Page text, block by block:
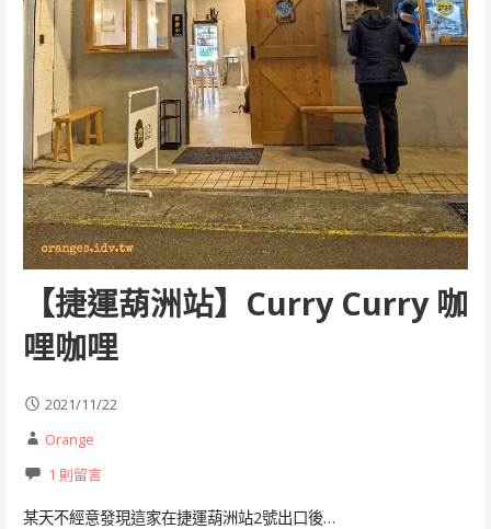
【捷運葫洲站】Curry Curry 咖
哩咖哩
2021/11/22
Orange
1 則留言
某天不經意發現這家在捷運葫洲站2號出口後…